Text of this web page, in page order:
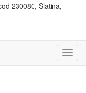
230080, Slatina,
sau